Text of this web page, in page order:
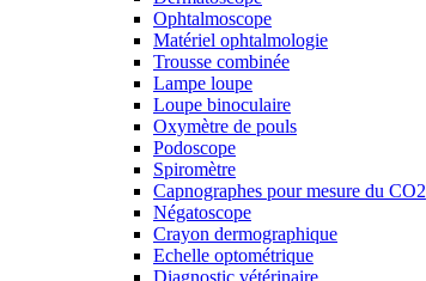
Ophtalmoscope
Matériel ophtalmologie
Trousse combinée
Lampe loupe
Loupe binoculaire
Oxymètre de pouls
Podoscope
Spiromètre
Capnographes pour mesure du CO2
Négatoscope
Crayon dermographique
Echelle optométrique
Diagnostic vétérinaire